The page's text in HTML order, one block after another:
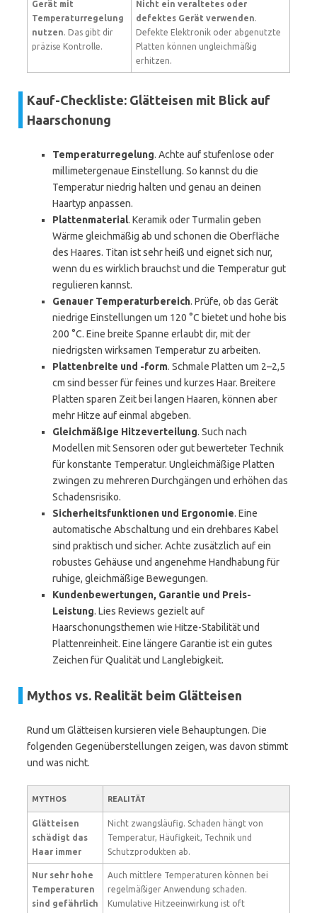
Gerät mit
Temperaturregelung
nutzen. Das gibt dir
präzise Kontrolle.
Nicht ein veraltetes oder
defektes Gerät verwenden.
Defekte Elektronik oder abgenutzte
Platten können ungleichmäßig
erhitzen.
Kauf-Checkliste: Glätteisen mit Blick auf
Haarschonung
Temperaturregelung. Achte auf stufenlose oder
millimetergenaue Einstellung. So kannst du die
Temperatur niedrig halten und genau an deinen
Haartyp anpassen.
Plattenmaterial. Keramik oder Turmalin geben
Wärme gleichmäßig ab und schonen die Oberfläche
des Haares. Titan ist sehr heiß und eignet sich nur,
wenn du es wirklich brauchst und die Temperatur gut
regulieren kannst.
Genauer Temperaturbereich. Prüfe, ob das Gerät
niedrige Einstellungen um 120 °C bietet und hohe bis
200 °C. Eine breite Spanne erlaubt dir, mit der
niedrigsten wirksamen Temperatur zu arbeiten.
Plattenbreite und -form. Schmale Platten um 2–2,5
cm sind besser für feines und kurzes Haar. Breitere
Platten sparen Zeit bei langen Haaren, können aber
mehr Hitze auf einmal abgeben.
Gleichmäßige Hitzeverteilung. Such nach
Modellen mit Sensoren oder gut bewerteter Technik
für konstante Temperatur. Ungleichmäßige Platten
zwingen zu mehreren Durchgängen und erhöhen das
Schadensrisiko.
Sicherheitsfunktionen und Ergonomie. Eine
automatische Abschaltung und ein drehbares Kabel
sind praktisch und sicher. Achte zusätzlich auf ein
robustes Gehäuse und angenehme Handhabung für
ruhige, gleichmäßige Bewegungen.
Kundenbewertungen, Garantie und Preis-
Leistung. Lies Reviews gezielt auf
Haarschonungsthemen wie Hitze-Stabilität und
Plattenreinheit. Eine längere Garantie ist ein gutes
Zeichen für Qualität und Langlebigkeit.
Mythos vs. Realität beim Glätteisen
Rund um Glätteisen kursieren viele Behauptungen. Die
folgenden Gegenüberstellungen zeigen, was davon stimmt
und was nicht.
MYTHOS REALITÄT
Glätteisen
schädigt das
Haar immer
Nicht zwangsläufig. Schaden hängt von
Temperatur, Häufigkeit, Technik und
Schutzprodukten ab.
Nur sehr hohe
Temperaturen
sind gefährlich
Auch mittlere Temperaturen können bei
regelmäßiger Anwendung schaden.
Kumulative Hitzeeinwirkung ist oft